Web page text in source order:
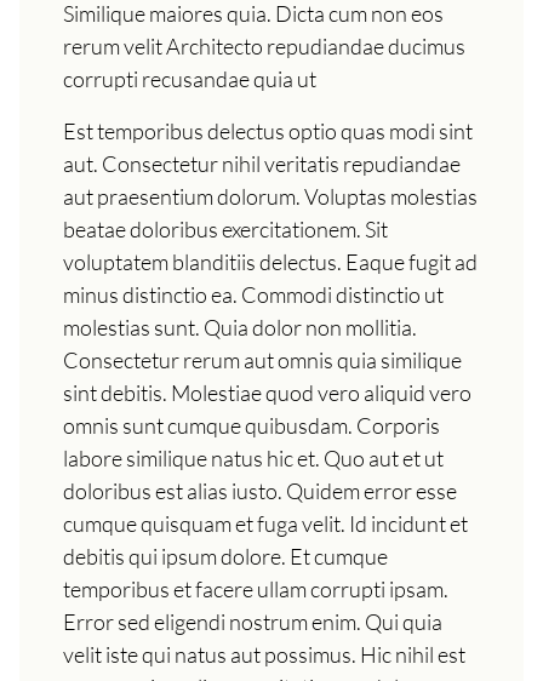
Similique maiores quia. Dicta cum non eos
rerum velit Architecto repudiandae ducimus
corrupti recusandae quia ut
Est temporibus delectus optio quas modi sint
aut. Consectetur nihil veritatis repudiandae
aut praesentium dolorum. Voluptas molestias
beatae doloribus exercitationem. Sit
voluptatem blanditiis delectus. Eaque fugit ad
minus distinctio ea. Commodi distinctio ut
molestias sunt. Quia dolor non mollitia.
Consectetur rerum aut omnis quia similique
sint debitis. Molestiae quod vero aliquid vero
omnis sunt cumque quibusdam. Corporis
labore similique natus hic et. Quo aut et ut
doloribus est alias iusto. Quidem error esse
cumque quisquam et fuga velit. Id incidunt et
debitis qui ipsum dolore. Et cumque
temporibus et facere ullam corrupti ipsam.
Error sed eligendi nostrum enim. Qui quia
velit iste qui natus aut possimus. Hic nihil est